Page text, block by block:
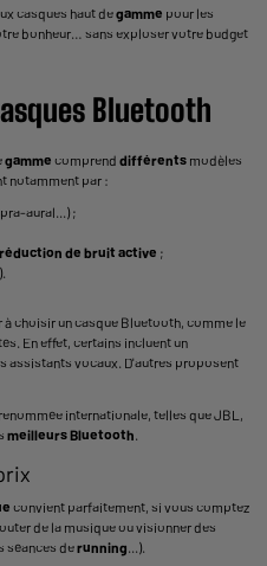
casques haut degamme pour les
bonheur… sans exploser votre budget
Bluetooth
gamme comprend différents modèles
notamment par :
aural...) ;
réduction de bruit active ;
àchoisir un casque Bluetooth, comme le
En effet, certains incluent un
assistants vocaux. D'autres proposent
internationale, telles que JBL,
meilleurs Bluetooth.
convient parfaitement, si vous comptez
de la musique ou visionner des
séances derunning...).